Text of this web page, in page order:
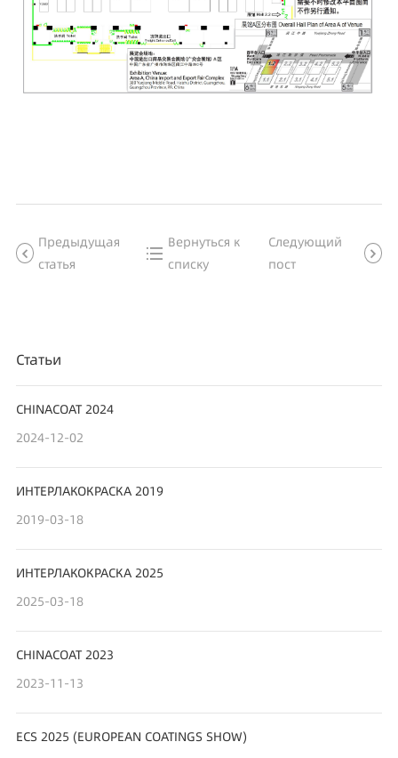
Предыдущая
статья
Вернуться к
списку
Следующий
пост
Статьи
CHINACOAT 2024
2024-12-02
ИНТЕРЛАКОКРАСКА 2019
2019-03-18
ИНТЕРЛАКОКРАСКА 2025
2025-03-18
CHINACOAT 2023
2023-11-13
ECS 2025 (EUROPEAN COATINGS SHOW)